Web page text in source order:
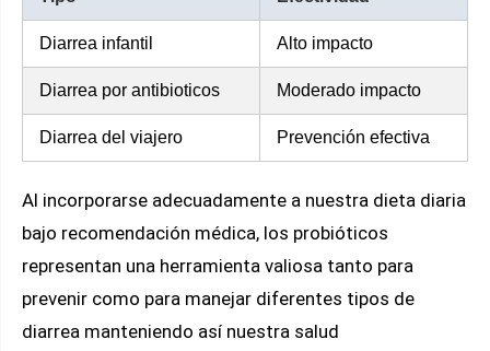
Diarrea infantil Alto impacto
Diarrea por antibioticos Moderado impacto
Diarrea del viajero Prevención efectiva
Al incorporarse adecuadamente a nuestra dieta diaria
bajo recomendación médica, los probióticos
representan una herramienta valiosa tanto para
prevenir como para manejar diferentes tipos de
diarrea manteniendo así nuestra salud